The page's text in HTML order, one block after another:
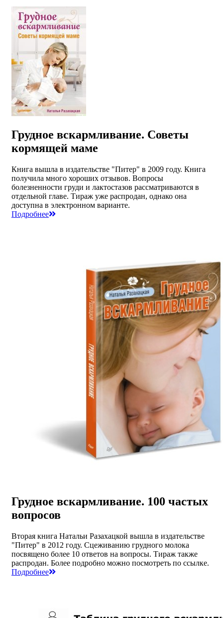
Грудное вскармливание. Советы
кормящей маме
Книга вышла в издательстве "Питер" в 2009 году. Книга
получила много хороших отзывов. Вопросы
болезненности груди и лактостазов рассматриваются в
отдельной главе. Тираж уже распродан, однако она
доступна в электронном варианте.
Подробнее
Грудное вскармливание. 100 частых
вопросов
Вторая книга Натальи Разахацкой вышла в издательстве
"Питер" в 2012 году. Сцеживанию грудного молока
посвящено более 10 ответов на вопросы. Тираж также
распродан. Более подробно можно посмотреть по ссылке.
Подробнее